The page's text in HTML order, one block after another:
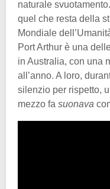
naturale svuotamento.
quel che resta della
Mondiale
Port Arthur è una
in Australia, con una
all’anno. A loro,
silenzio per rispetto,
mezzo fa suonava